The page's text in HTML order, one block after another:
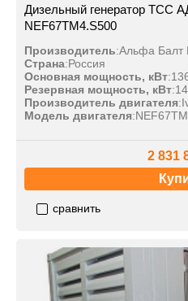
Дизельный генератор ТСС
NEF67TM4.S500
Производитель:Альфа Балт
Страна:Россия
Основная мощность, кВт:
Резервная мощность, кВт:
Производитель двигателя:
Модель двигателя:
2 831
сравнить